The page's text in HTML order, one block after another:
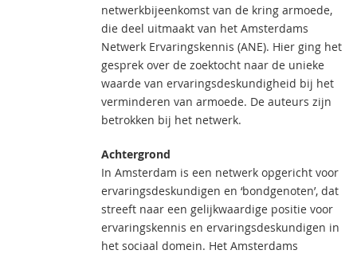
netwerkbijeenkomst van de kring armoede,
die deel uitmaakt van het Amsterdams
Netwerk Ervaringskennis (ANE). Hier ging het
gesprek over de zoektocht naar de unieke
waarde van ervaringsdeskundigheid bij het
verminderen van armoede. De auteurs zijn
betrokken bij het netwerk.
Achtergrond
In Amsterdam is een netwerk opgericht voor
ervaringsdeskundigen en ‘bondgenoten’, dat
streeft naar een gelijkwaardige positie voor
ervaringskennis en ervaringsdeskundigen in
het sociaal domein. Het Amsterdams